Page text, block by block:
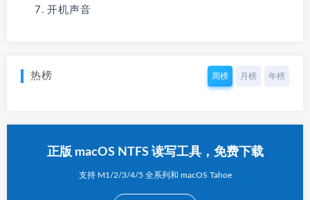
开机声音
热榜 周榜 月榜 年榜
正版 macOS NTFS 读写工具，免费下载
支持 M1/2/3/4/5 全系列和 macOS Tahoe